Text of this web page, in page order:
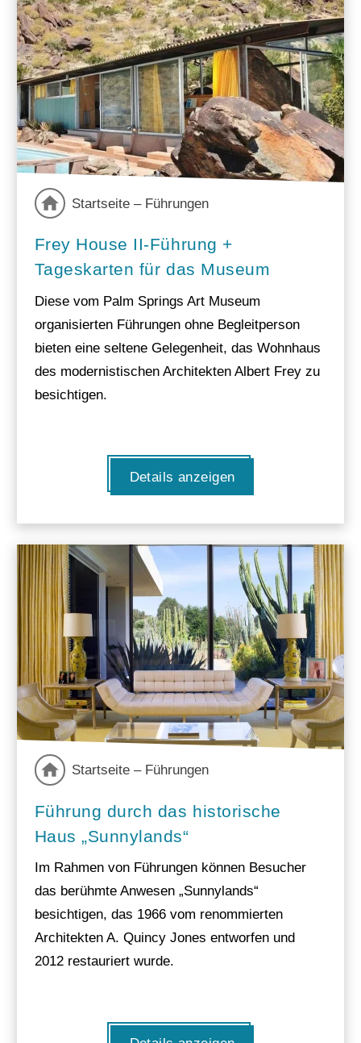
Startseite – Führungen
Frey House II-Führung +
Tageskarten für das Museum
Diese vom Palm Springs Art Museum
organisierten Führungen ohne Begleitperson
bieten eine seltene Gelegenheit, das Wohnhaus
des modernistischen Architekten Albert Frey zu
besichtigen.
Details anzeigen
Startseite – Führungen
Führung durch das historische
Haus „Sunnylands“
Im Rahmen von Führungen können Besucher
das berühmte Anwesen „Sunnylands“
besichtigen, das 1966 vom renommierten
Architekten A. Quincy Jones entworfen und
2012 restauriert wurde.